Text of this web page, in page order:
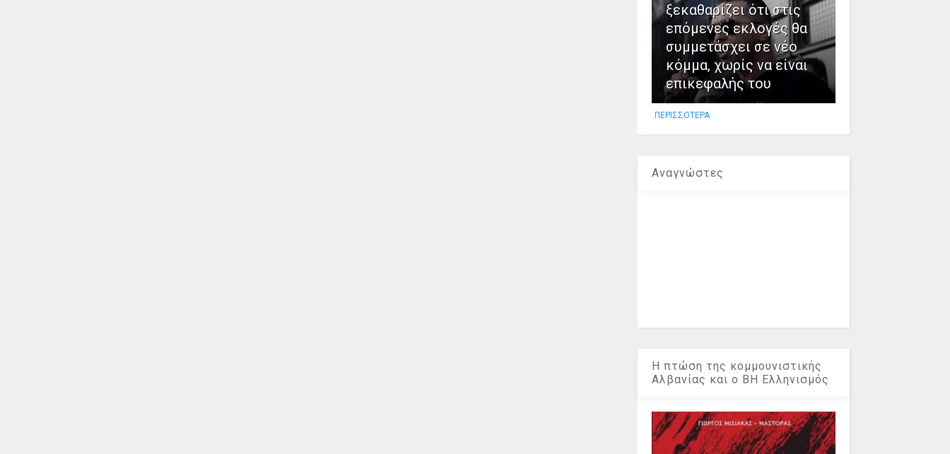
ξεκαθαρίζει ότι στις
επόμενες εκλογές θα
συμμετάσχει σε νέο
κόμμα, χωρίς να είναι
επικεφαλής του
ΠΕΡΙΣΣΟΤΕΡΑ
Αναγνώστες
Η πτώση της κομμουνιστικής
Αλβανίας και ο ΒΗ Ελληνισμός